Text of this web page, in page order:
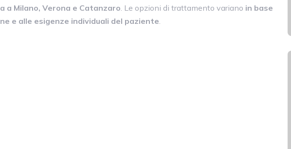
Milano, Verona e Catanzaro. Le opzioni di trattamento variano in base
e alle esigenze individuali del paziente.